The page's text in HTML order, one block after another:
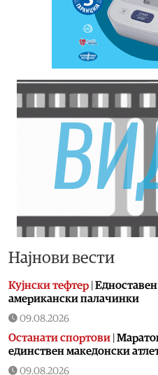
Најнови вести
Кујнски тефтер | Едноставен
американски палачинки
09.08.2026
Останати спортови |
единствен македонски
09.08.2026